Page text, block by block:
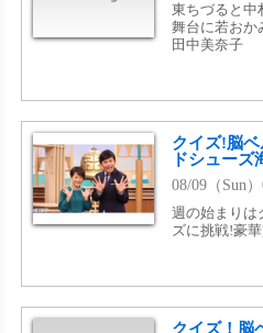
東ちづると中
舞台に若おか
田中美奈子
クイズ!脳
ドシューズ
08/09（Sun
週の始まりは
ズに挑戦!豪
クイズ！